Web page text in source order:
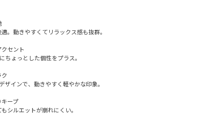
。動きやすくてリラックス感も抜群。
セント
ちょっとした個性をプラス。
ク
ザインで、動きやすく軽やかな印象。
キープ
シルエットが崩れにくい。